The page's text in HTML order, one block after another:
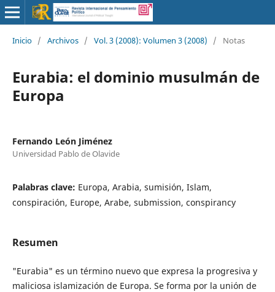
Inicio / Archivos / Vol. 3 (2008): Volumen 3 (2008) / Notas
Eurabia: el dominio musulmán de
Europa
Fernando León Jiménez
Universidad Pablo de Olavide
Palabras clave: Europa, Arabia, sumisión, Islam,
conspiración, Europe, Arabe, submission, conspirancy
Resumen
"Eurabia" es un término nuevo que expresa la progresiva y
maliciosa islamización de Europa. Se forma por la unión de